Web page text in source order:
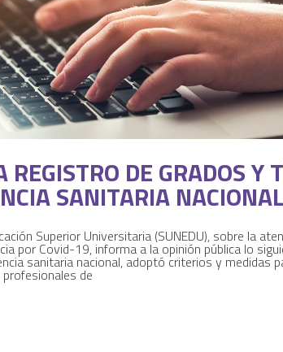
DE GRADOS Y
SANITARIA NACIONAL
Superior Universitaria (SUNEDU), sobre la
por Covid-19, informa a la opinión pública lo
sanitaria nacional, adoptó criterios y medidas
de